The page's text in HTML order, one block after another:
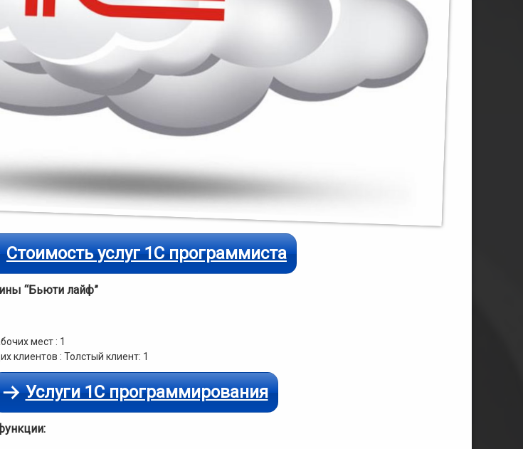
Стоимость услуг 1С программиста
“Бьюти лайф”
мест : 1
клиентов : Толстый клиент: 1
Услуги 1С программирования